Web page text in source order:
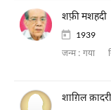
शफ़ी मशहदी
1939
जन्म : गया
शाग़िल क़ादरी